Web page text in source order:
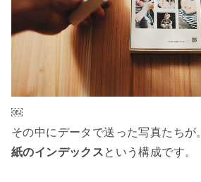
￼
その中にデータで送った写真たちが。
紙のインデックスという構成です。